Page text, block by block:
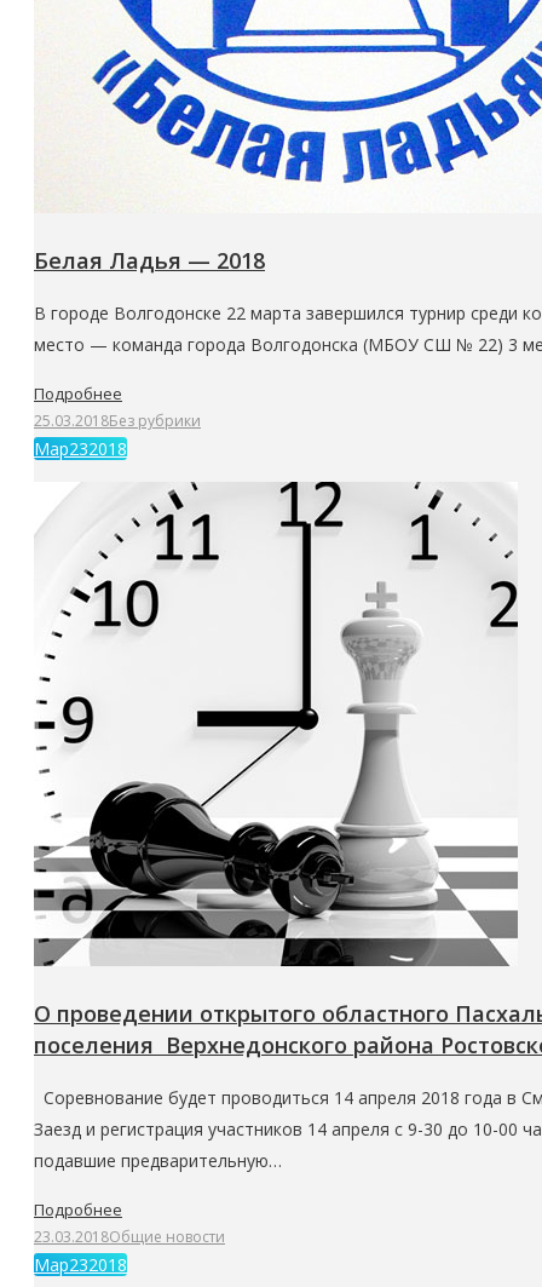
Белая Ладья — 2018
В городе Волгодонске 22 марта завершился турнир
место — команда города Волгодонска (МБОУ СШ № 22) 3
Подробнее
25.03.2018Без рубрики
Мар232018
О проведении открытого областного
поселения Верхнедонского района
Соревнование будет проводиться 14 апреля 2018 года в
Заезд и регистрация участников 14 апреля с 9-30 до 10-
подавшие предварительную…
Подробнее
23.03.2018Общие новости
Мар232018